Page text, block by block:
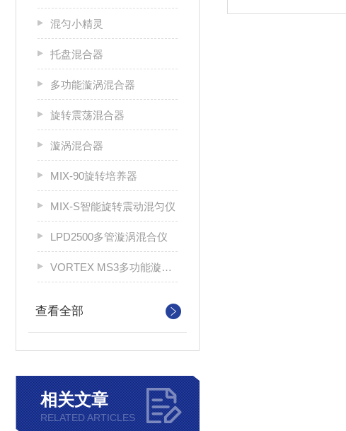
混匀小精灵
托盘混合器
多功能漩涡混合器
旋转震荡混合器
漩涡混合器
MIX-90旋转培养器
MIX-S智能旋转震动混匀仪
LPD2500多管漩涡混合仪
VORTEX MS3多功能漩涡混合器
查看全部
相关文章
RELATED ARTICLES